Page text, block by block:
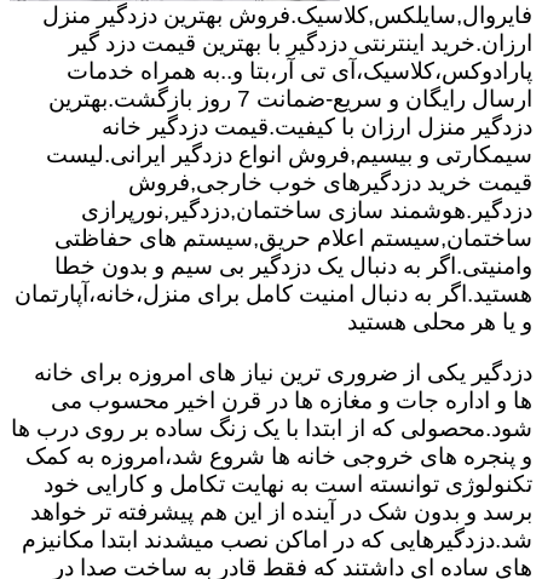
فایروال,سایلکس,کلاسیک.فروش بهترین دزدگیر منزل
ارزان.خرید اینترنتی دزدگیر با بهترین قیمت دزد گیر
پارادوکس،کلاسیک،آی تی آر،بتا و..به همراه خدمات
ارسال رایگان و سریع-ضمانت 7 روز بازگشت.بهترین
دزدگیر منزل ارزان با کیفیت.قیمت دزدگیر خانه
سیمکارتی و بیسیم,فروش انواع دزدگیر ایرانی.لیست
قیمت خرید دزدگیرهای خوب خارجی,فروش
دزدگیر.هوشمند سازی ساختمان,دزدگیر,نورپرازی
ساختمان,سیستم اعلام حریق,سیستم های حفاظتی
وامنیتی.اگر به دنبال یک دزدگیر بی سیم و بدون خطا
هستید.اگر به دنبال امنیت کامل برای منزل،خانه،آپارتمان
و یا هر محلی هستید
دزدگیر یکی از ضروری ترین نیاز های امروزه برای خانه
ها و اداره جات و مغازه ها در قرن اخیر محسوب می
شود.محصولی که از ابتدا با یک زنگ ساده بر روی درب ها
و پنجره های خروجی خانه ها شروع شد،امروزه به کمک
تکنولوژی توانسته است به نهایت تکامل و کارایی خود
برسد و بدون شک در آینده از این هم پیشرفته تر خواهد
شد.دزدگیرهایی که در اماکن نصب میشدند ابتدا مکانیزم
های ساده ای داشتند که فقط قادر به ساخت صدا در